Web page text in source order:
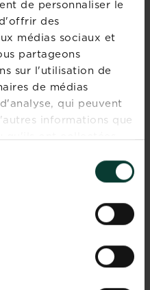
de personnaliser le
des
médias sociaux et
partageons
sur l'utilisation de
de médias
qui peuvent
informations que
qu'ils ont collectées
votre